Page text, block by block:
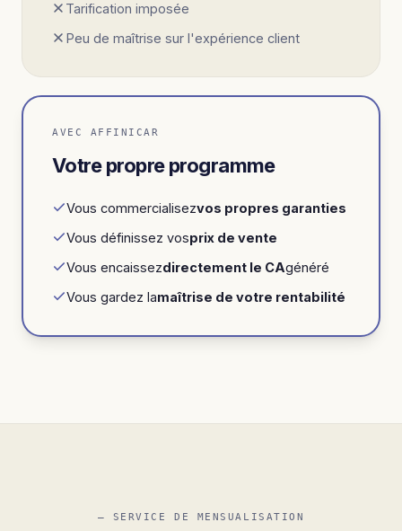
Tarification imposée
Peu de maîtrise sur l'expérience client
AVEC AFFINICAR
Votre propre programme
Vous commercialisezvos propres garanties
Vous définissez vosprix de vente
Vous encaissezdirectement le CAgénéré
Vous gardez lamaîtrise de votre rentabilité
— SERVICE DE MENSUALISATION